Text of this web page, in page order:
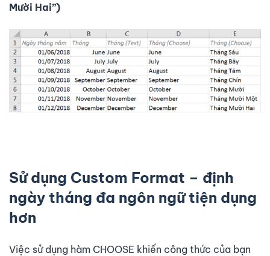
Mười Hai”)
Sử dụng Custom Format – định
ngày tháng đa ngôn ngữ tiện dụng
hơn
Việc sử dụng hàm CHOOSE khiến công thức của bạn